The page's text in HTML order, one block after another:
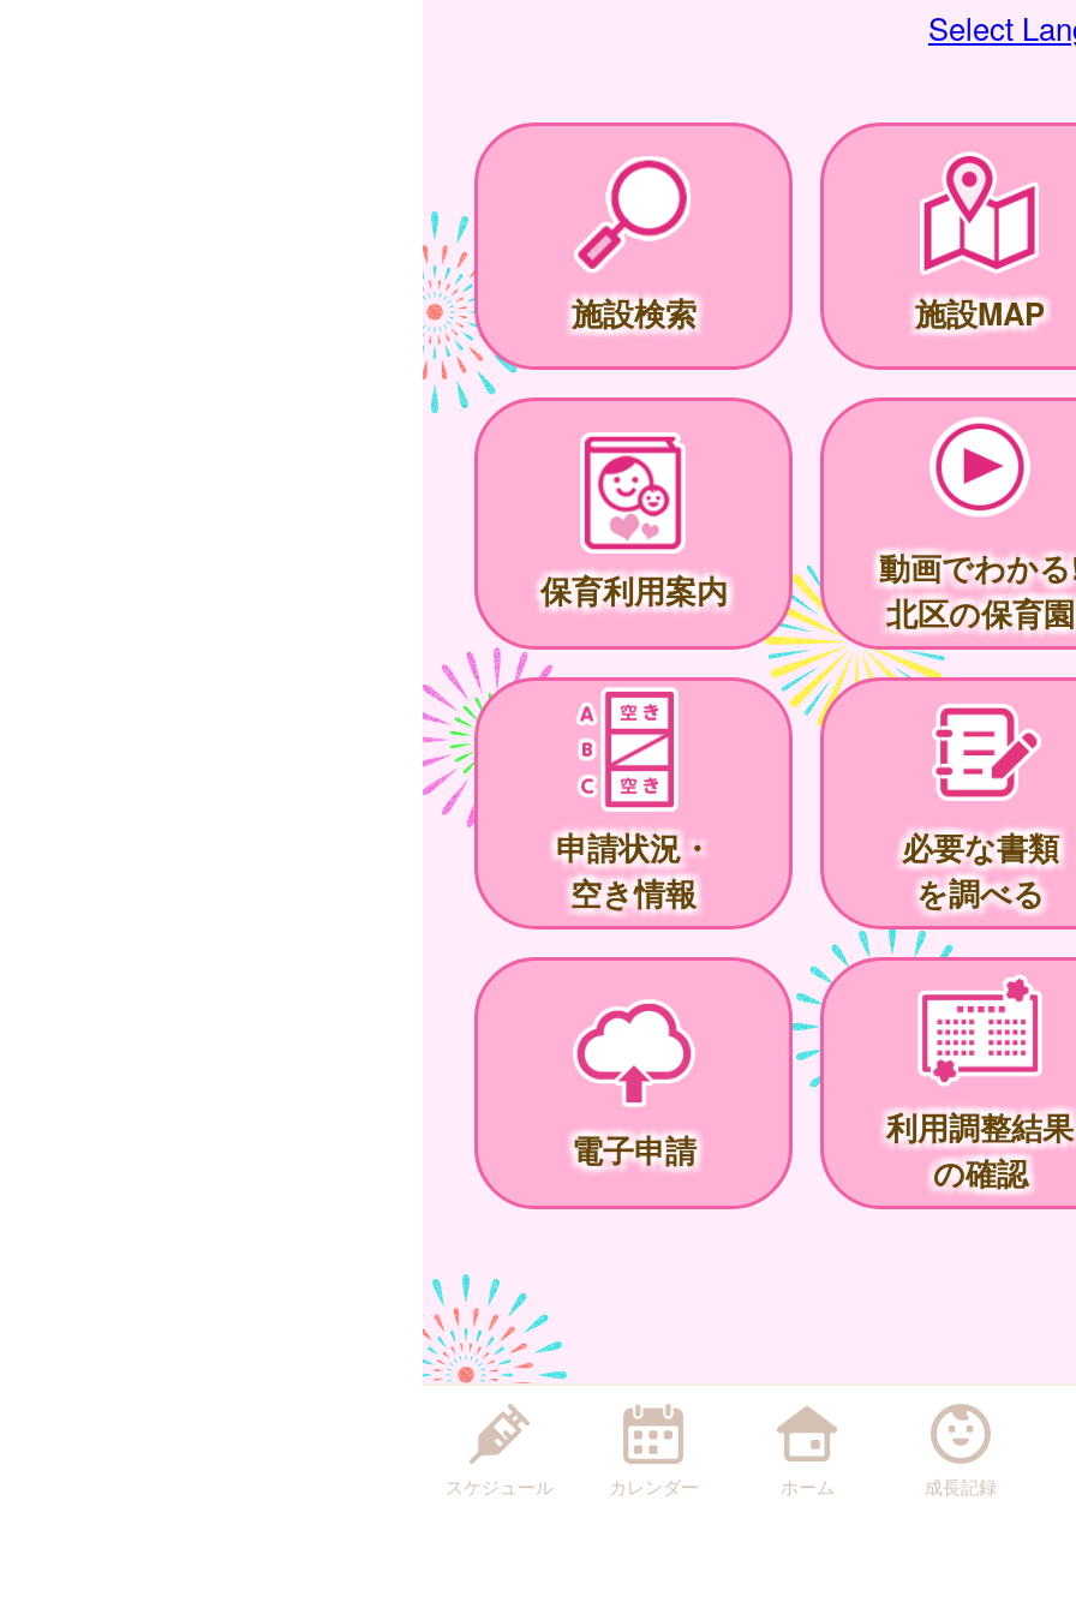
Select
施設検索 施設MAP
保育利用案内
動画でわか
北区の保育園
申請状況・
空き情報
必要な書類
を調べる
電子申請
利用調整結果
の確認
スケジュール カレンダー ホーム 成長記録